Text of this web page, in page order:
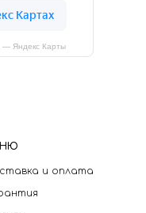
— Яндекс Карты
и оплата